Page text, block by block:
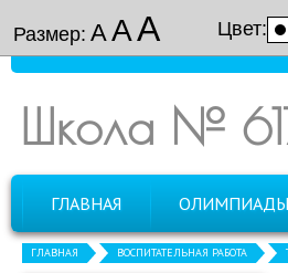
Размер: ААА Цвет:
Школа №
ГЛАВНАЯ ОЛИМПИАДЫ
ГЛАВНАЯ ВОСПИТАТЕЛЬНАЯ РАБОТА